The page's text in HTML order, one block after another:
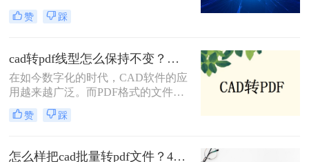
要工具，其转换为PDF（Portable
Document Format）文档的需求日益增
性和内容稳定性，成为了文档共享、
归档和展示的首选。那么如何将CAD
文档转成PDF文档呢？以下将详细介
绍几种将CAD文档转换成PDF文档的
方法。
赞 踩
cad转pdf线型怎么保持不变？试试这3个方法！
在如今数字化的时代，CAD软件的应
用越来越广泛。而PDF格式的文件则
成为了在不同平台之间共享CAD设计
的常用方式。然而，在将CAD文件转
个普遍的问题，那就是线型的变化。
赞 踩
怎么样把cad批量转pdf文件？4种解决方法快来试试吧！